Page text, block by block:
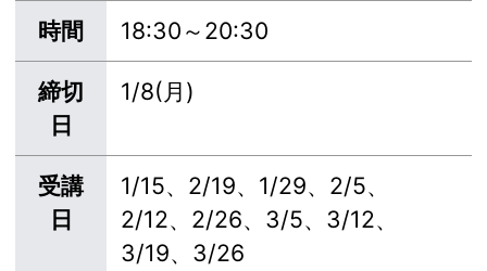
時間 18:30～20:30
締切
日
1/8(月)
受講
日
1/15、2/19、1/29、2/5、
2/12、2/26、3/5、3/12、
3/19、3/26